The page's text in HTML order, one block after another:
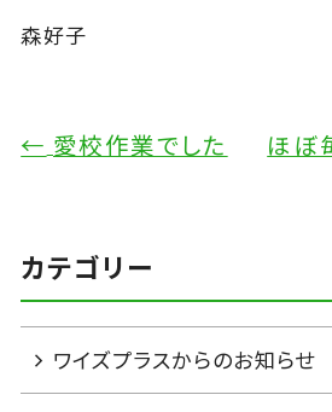
森好子
← 愛校作業でした ほぼ
カテゴリー
ワイズプラスからのお知らせ